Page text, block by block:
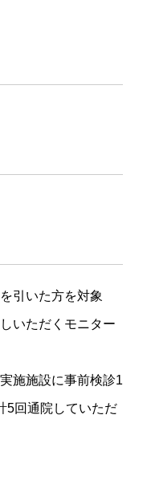
引いた方を対象
いただくモニター
施施設に事前検診1
5回通院していただ